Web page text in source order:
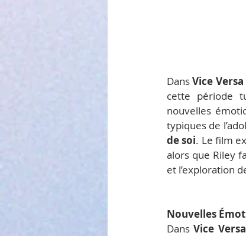
Dans Vice Versa
cette période
nouvelles
typiques de
de soi. Le film
alors que Riley
et l’exploration
Nouvelles
Dans Vice